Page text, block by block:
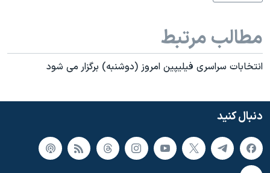
مطالب مرتبط
انتخابات سراسری فيليپين امروز (دوشنبه) برگزار می شود
دنبال کنید